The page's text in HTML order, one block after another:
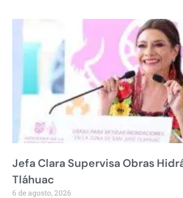
Jefa Clara Supervisa Obras
Tláhuac
6 de agosto, 2026